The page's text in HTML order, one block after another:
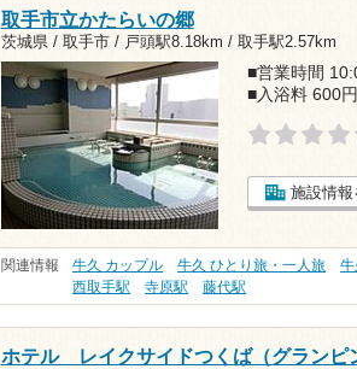
取手市立かたらいの郷
茨城県 / 取手市 / 戸頭駅8.18km / 取手駅2.57km
■営業時間
■入浴料 600
施設情報
関連情報 牛久 カップル 牛久 ひとり旅・一人旅
西取手駅
寺原駅 藤代駅
ホテル レイクサイドつくば（グランピ